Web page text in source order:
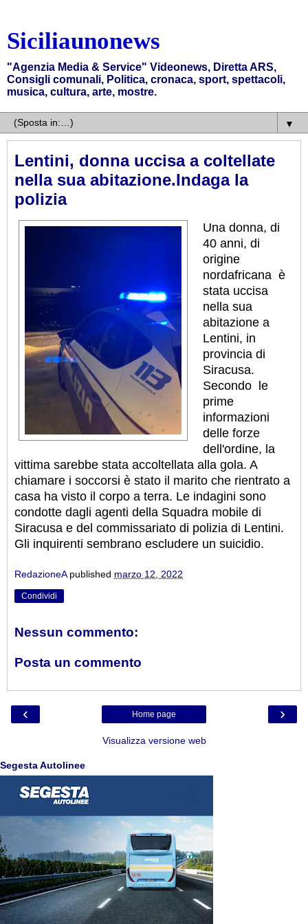
Siciliaunonews
"Agenzia Media & Service" Videonews, Diretta ARS,
Consigli comunali, Politica, cronaca, sport, spettacoli,
musica, cultura, arte, mostre.
▼
Lentini, donna uccisa a coltellate
nella sua abitazione.Indaga la
polizia
Una donna, di
40 anni, di
origine
nordafricana è
stata uccisa
nella sua
abitazione a
Lentini, in
provincia di
Siracusa.
Secondo le
prime
informazioni
delle forze
dell'ordine, la
vittima sarebbe stata accoltellata alla gola. A
chiamare i soccorsi è stato il marito che rientrato a
casa ha visto il corpo a terra. Le indagini sono
condotte dagli agenti della Squadra mobile di
Siracusa e del commissariato di polizia di Lentini.
Gli inquirenti sembrano escludere un suicidio.
RedazioneA published marzo 12, 2022
Condividi
Nessun commento:
Posta un commento
‹ ›
Home page
Visualizza versione web
Segesta Autolinee